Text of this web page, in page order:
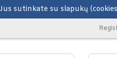
sutinkate su slapukų